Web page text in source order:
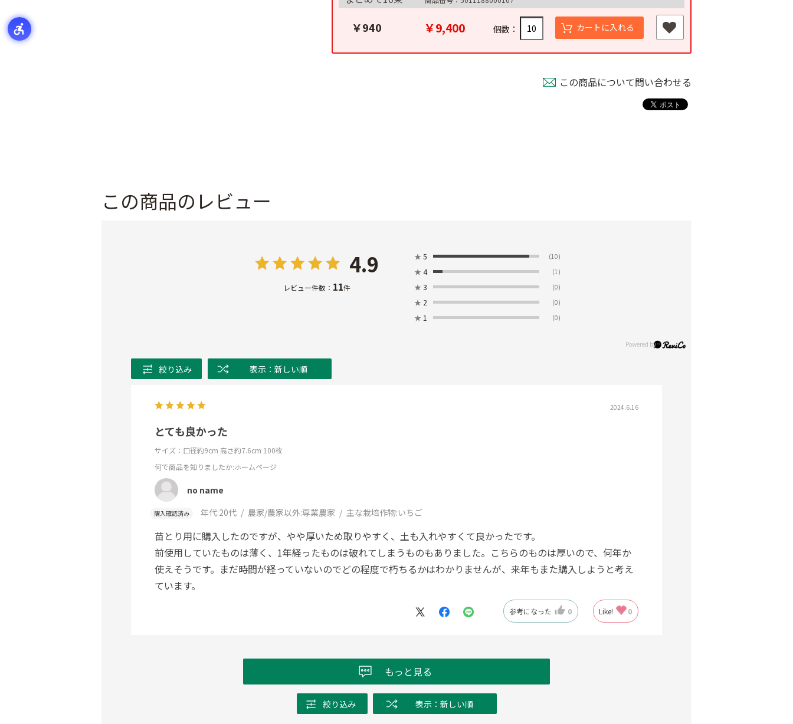
￥940 ￥9,400 個数： カートに入れる
この商品について問い合わせる
この商品のレビュー
4.9
レビュー件数： 11件
★ 5 (10)
★ 4 (1)
★ 3 (0)
★ 2 (0)
★ 1 (0)
絞り込み 表示：新しい順
2024.6.16
とても良かった
サイズ：口径約9cm 高さ約7.6cm 100枚
何で商品を知りましたか:ホームページ
no name
購入確認済み 年代:20代 農家/農家以外:専業農家 主な栽培作物:いちご
苗とり用に購入したのですが、やや厚いため取りやすく、土も入れやすくて良かったです。
前使用していたものは薄く、1年経ったものは破れてしまうものもありました。こちらのものは厚いので、何年か
使えそうです。まだ時間が経っていないのでどの程度で朽ちるかはわかりませんが、来年もまた購入しようと考え
ています。
参考になった 0 Like! 0
もっと見る
絞り込み 表示：新しい順